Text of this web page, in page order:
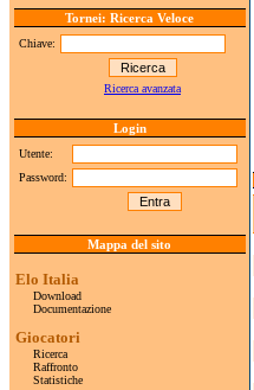
Tornei: Ricerca Veloce
Chiave:
Ricerca avanzata
Login
Utente:
Password:
Mappa del sito
Elo Italia
Download
Documentazione
Giocatori
Ricerca
Raffronto
Statistiche